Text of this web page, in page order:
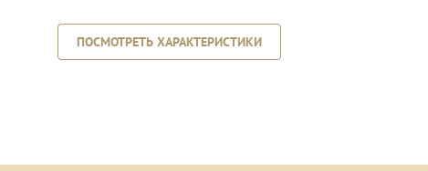
ПОСМОТРЕТЬ ХАРАКТЕРИСТИКИ